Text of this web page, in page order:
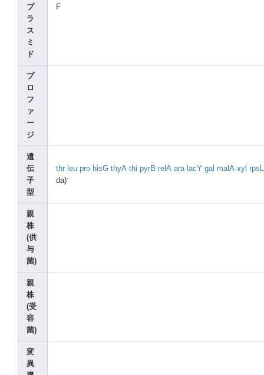
プ
ラ
ス
ミ
ド
F
プ
ロ
フ
ァ
ー
ジ
遺
伝
子
型
thr leu pro hisG thyA thi pyrB relA ara lacY gal malA xyl rpsL
da)-
親
株
(供
与
菌)
親
株
(受
容
菌)
変
異